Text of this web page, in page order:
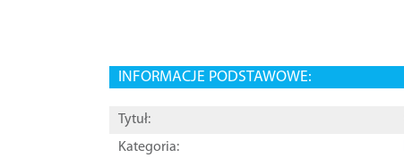
INFORMACJE PODSTAWOWE:
Tytuł:
Kategoria: